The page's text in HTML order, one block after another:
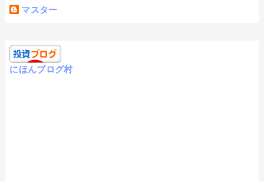
マスター
にほんブログ村